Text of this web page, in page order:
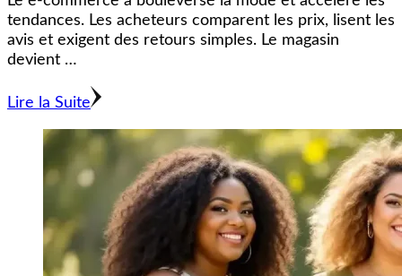
tendances. Les acheteurs comparent les prix, lisent les
avis et exigent des retours simples. Le magasin
devient …
Lire la Suite